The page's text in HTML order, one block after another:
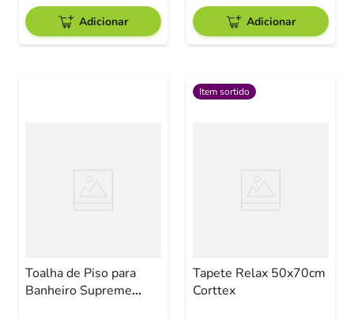
Adicionar Adicionar
Toalha de Piso para
Banheiro Supreme
Item sortido
Tapete Relax 50x70cm
Corttex